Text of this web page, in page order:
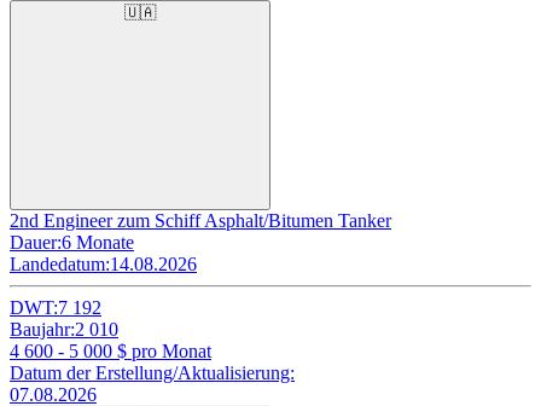
🇺🇦
2nd Engineer zum Schiff Asphalt/Bitumen Tanker
Dauer:6 Monate
Landedatum:14.08.2026
DWT:7 192
Baujahr:2 010
4 600 - 5 000 $ pro Monat
Datum der Erstellung/Aktualisierung:
07.08.2026